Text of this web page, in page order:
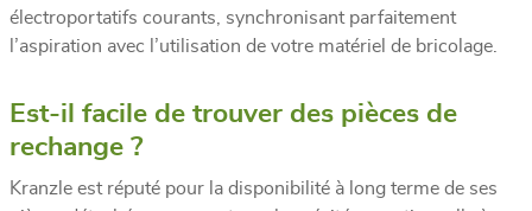
électroportatifs courants, synchronisant parfaitement
l’aspiration avec l’utilisation de votre matériel de bricolage.
Est-il facile de trouver des pièces de
rechange ?
Kranzle est réputé pour la disponibilité à long terme de ses